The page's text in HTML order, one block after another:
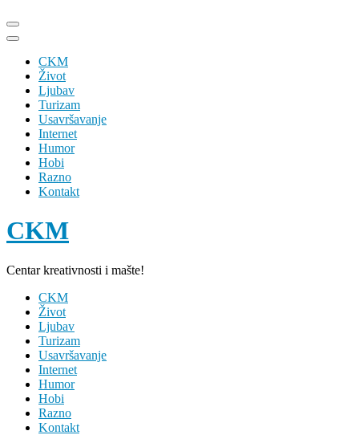
Skip
to
(Press
Enter)
CKM
Život
Ljubav
Turizam
Usavršavanje
Internet
Humor
Hobi
Razno
Kontakt
CKM
Centar kreativnosti i mašte!
CKM
Život
Ljubav
Turizam
Usavršavanje
Internet
Humor
Hobi
Razno
Kontakt